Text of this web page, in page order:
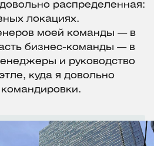
распределенная:
локациях.
моей команды — в
бизнес-команды — в
и руководство
куда я довольно